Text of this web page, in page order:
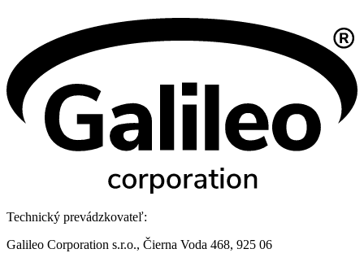
Technický prevádzkovateľ:
Galileo Corporation s.r.o., Čierna Voda 468, 925 06